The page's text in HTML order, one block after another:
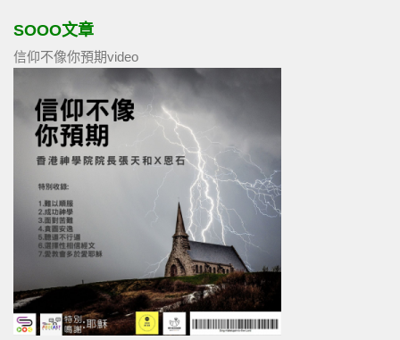
SOOO文章
信仰不像你預期video